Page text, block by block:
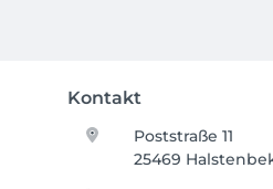
Kontakt
Poststraße 11
25469